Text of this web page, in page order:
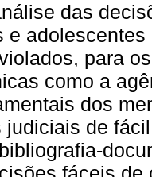
das
e
para
como a
dos
judiciais de